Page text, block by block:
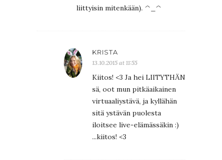
liittyisin mitenkään). ^_^
KRISTA
13.10.2015 at 11:55
Kiitos! <3 Ja hei LIITYTHÄN
sä, oot mun pitkäaikainen
virtuaaliystävä, ja kyllähän
sitä ystävän puolesta
iloitsee live-elämässäkin :)
...kiitos! <3